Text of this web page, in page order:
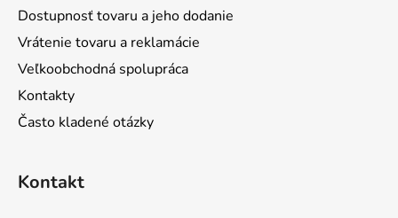
Dostupnosť tovaru a jeho dodanie
Vrátenie tovaru a reklamácie
Veľkoobchodná spolupráca
Kontakty
Často kladené otázky
Kontakt